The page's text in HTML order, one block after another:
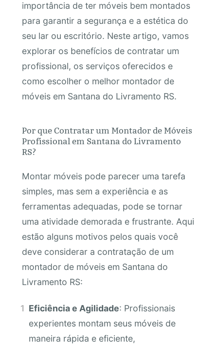
importância de ter móveis bem montados
para garantir a segurança e a estética do
seu lar ou escritório. Neste artigo, vamos
explorar os benefícios de contratar um
profissional, os serviços oferecidos e
como escolher o melhor montador de
móveis em Santana do Livramento RS.
Por que Contratar um Montador de Móveis
Profissional em Santana do Livramento
RS?
Montar móveis pode parecer uma tarefa
simples, mas sem a experiência e as
ferramentas adequadas, pode se tornar
uma atividade demorada e frustrante. Aqui
estão alguns motivos pelos quais você
deve considerar a contratação de um
montador de móveis em Santana do
Livramento RS:
Eficiência e Agilidade: Profissionais
experientes montam seus móveis de
maneira rápida e eficiente,